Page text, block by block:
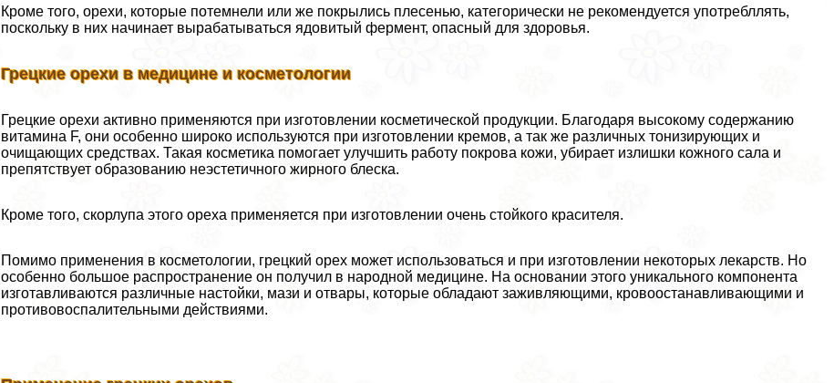
Кроме того, орехи, которые потемнели или же покрылись плесенью, категорически не рекомендуется употрeбллять,
поскольку в них начинает выpaбатываться ядовитый фермент, опасный для здоровья.
Грецкие орехи в медицине и косметологии
Грецкие орехи активно применяются при изготовлении косметической продукции. Благодаря высокому содержанию
витамина F, они особенно широко используются при изготовлении кремов, а так же различных тонизирующих и
очищающих средствах. Такая косметика помогает улучшить работу покрова кожи, убирает излишки кожного сала и
препятствует образованию неэстетичного жирного блеска.
Кроме того, скорлупа этого ореха применяется при изготовлении очень стойкого красителя.
Помимо применения в косметологии, грецкий орех может использоваться и при изготовлении некоторых лекарств. Но
особенно большое распространение он получил в народной медицине. На основании этого уникального компонента
изготавливаются различные настойки, мази и отвары, которые обладают заживляющими, кровоостанавливающими и
противовоспалительными действиями.